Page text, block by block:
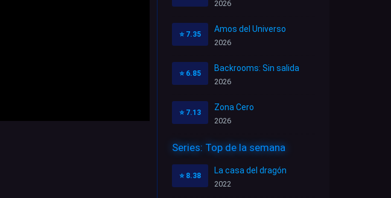
2026
⭐ 7.35
Amos del Universo
2026
⭐ 6.85
Backrooms: Sin salida
2026
⭐ 7.13
Zona Cero
2026
Series: Top de la semana
⭐ 8.38
La casa del dragón
2022